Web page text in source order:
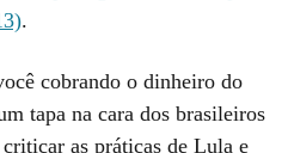
.
cobrando o dinheiro do
tapa na cara dos brasileiros
as práticas de Lula e